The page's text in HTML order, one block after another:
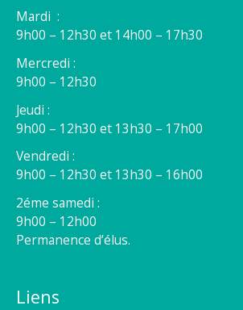
Mardi :
9h00 – 12h30 et 14h00 – 17h30
Mercredi :
9h00 – 12h30
Jeudi :
9h00 – 12h30 et 13h30 – 17h00
Vendredi :
9h00 – 12h30 et 13h30 – 16h00
2éme samedi :
9h00 – 12h00
Permanence d’élus.
Liens